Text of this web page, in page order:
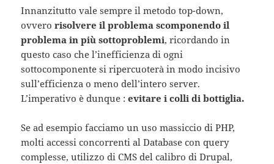
Innanzitutto vale sempre il metodo top-down,
ovverorisolvere il problema scomponendo il
problema in più sottoproblemi, ricordando in
questo caso che l’inefficienza di ogni
sottocomponente si ripercuoterà in modo incisivo
sull’efficienza o meno dell’intero server.
L’imperativo è dunque :evitare i colli di bottiglia.
Se ad esempio facciamo un uso massiccio di PHP,
molti accessi concorrenti al Database con query
complesse, utilizzo di CMS del calibro di Drupal,